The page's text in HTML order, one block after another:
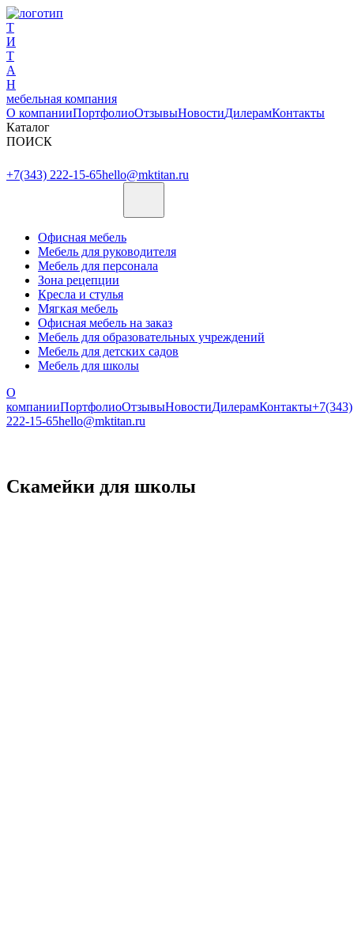
Т
И
Т
А
Н
мебельная компания
О компанииПортфолиоОтзывыНовостиДилерамКонтакты
Каталог
ПОИСК
+7(343) 222-15-65hello@mktitan.ru
Офисная мебель
Мебель для руководителя
Мебель для персонала
Зона рецепции
Кресла и стулья
Мягкая мебель
Офисная мебель на заказ
Мебель для образовательных учреждений
Мебель для детских садов
Мебель для школы
О
компанииПортфолиоОтзывыНовостиДилерамКонтакты+7(343)
222-15-65hello@mktitan.ru
Скамейки для школы